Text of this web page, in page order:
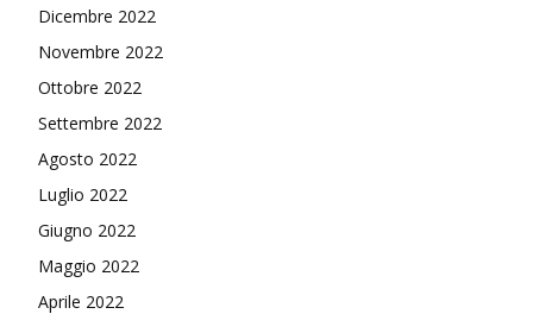
Dicembre 2022
Novembre 2022
Ottobre 2022
Settembre 2022
Agosto 2022
Luglio 2022
Giugno 2022
Maggio 2022
Aprile 2022